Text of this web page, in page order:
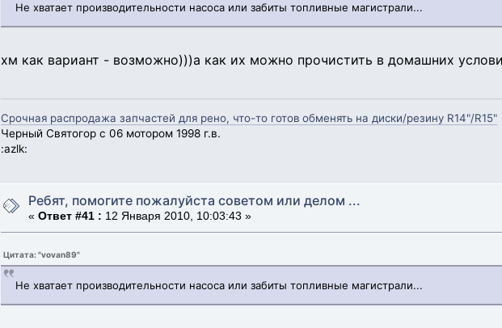
Не хватает производительности насоса или забиты топливные магистрали...
хм как вариант - возможно)))а как их можно прочистить в домашних
Срочная распродажа запчастей для рено, что-то готов обменять на диски/резину R14"/R15"
Черный Святогор с 06 мотором 1998 г.в.
:azlk:
Ребят, помогите пожалуйста советом или делом ...
« Ответ #41 : 12 Января 2010, 10:03:43 »
Цитата: "vovan89"
Не хватает производительности насоса или забиты топливные магистрали...